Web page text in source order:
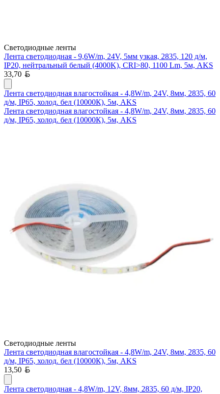
Светодиодные ленты
Лента светодиодная - 9,6W/m, 24V, 5мм узкая, 2835, 120 д/м,
IP20, нейтральный белый (4000K), CRI>80, 1100 Lm, 5м, AKS
33,70
Лента светодиодная влагостойкая - 4,8W/m, 24V, 8мм, 2835, 60
д/м, IP65, холод. бел (10000К), 5м, AKS
Лента светодиодная влагостойкая - 4,8W/m, 24V, 8мм, 2835, 60
д/м, IP65, холод. бел (10000К), 5м, AKS
Светодиодные ленты
Лента светодиодная влагостойкая - 4,8W/m, 24V, 8мм, 2835, 60
д/м, IP65, холод. бел (10000К), 5м, AKS
13,50
Лента светодиодная - 4,8W/m, 12V, 8мм, 2835, 60 д/м, IP20,